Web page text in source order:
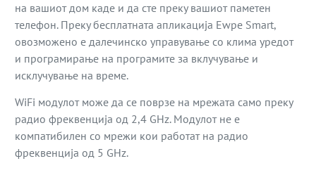
на вашиот дом каде и да сте преку вашиот паметен
телефон. Преку бесплатната апликација Ewpe Smart,
овозможено е далечинско управување со клима уредот
и програмирање на програмите за вклучување и
исклучување на време.
WiFi модулот може да се поврзе на мрежата само преку
радио фреквенција од 2,4 GHz. Модулот не е
компатибилен со мрежи кои работат на радио
фреквенција од 5 GHz.